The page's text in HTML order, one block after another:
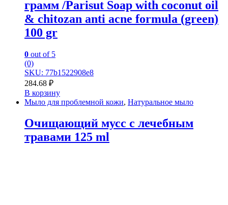
грамм /Parisut Soap with coconut oil
& chitozan anti acne formula (green)
100 gr
0 out of 5
(0)
SKU: 77b1522908e8
284.68 ₽
В корзину
Мыло для проблемной кожи, Натуральное мыло
Очищающий мусс с лечебным
травами 125 ml